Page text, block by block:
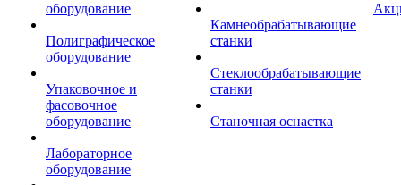
оборудование
Полиграфическое
оборудование
Упаковочное и
фасовочное
оборудование
Лабораторное
оборудование
Камнеобрабатывающие
станки
Стеклообрабатывающие
станки
Станочная оснастка